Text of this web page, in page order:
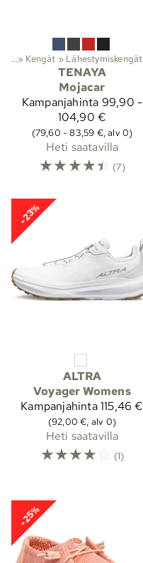
‪» Kengät ‪» Lähestymiskengät
TENAYA
Mojacar
Kampanjahinta 99,90 -
104,90 €
(79,60 - 83,59 €, alv 0)
Heti saatavilla
☆☆☆☆☆ (7)
-23%
ALTRA
Voyager Womens
Kampanjahinta115,46 €
(92,00 €, alv 0)
Heti saatavilla
☆☆☆☆☆ (1)
Lajit‪»Ulkoilu
-25%